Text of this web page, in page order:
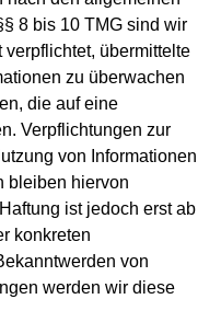
8 bis 10 TMG sind wir
übermittelte
zu überwachen
die auf eine
Verpflichtungen zur
von Informationen
bleiben hiervon
ist jedoch erst ab
konkreten
von
werden wir diese